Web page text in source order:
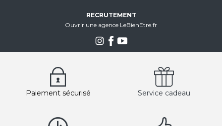
RECRUTEMENT
Ouvrir une agence LeBienEtre.fr
Paiement sécurisé Service cadeau